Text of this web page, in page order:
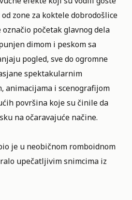
zone za koktele dobrodošlice
početak glavnog dela
dimom i peskom sa
pogled, sve do ogromne
spektakularnim
animacijama i scenografijom
površina koje su činile da
na očaravajuće načine.
je u neobičnom romboidnom
upečatljivim snimcima iz